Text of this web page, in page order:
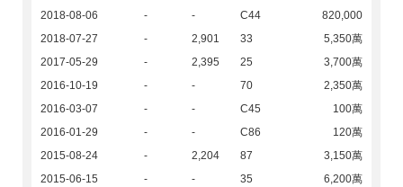
2018-08-06
- - C44
820,000
2018-07-27
- 2,901 33
5,350萬
2017-05-29
- 2,395 25
3,700萬
2016-10-19
- - 70
2,350萬
2016-03-07
- - C45
100萬
2016-01-29
- - C86
120萬
2015-08-24
- 2,204 87
3,150萬
2015-06-15
- - 35
6,200萬